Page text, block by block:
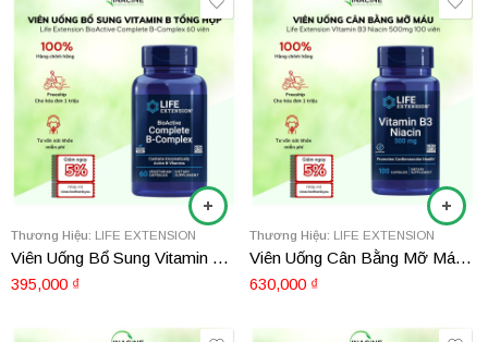
Thương Hiệu: LIFE EXTENSION
Viên Uống Bổ Sung Vitamin B Tổng Hợp Life Extension BioActive Complete B-Complex
395,000 ₫
Thương Hiệu: LIFE EXTENSION
Viên Uống Cân Bằng Mỡ Máu Life Extension VItamin B3 Niacin 500mg 100 viên
630,000 ₫